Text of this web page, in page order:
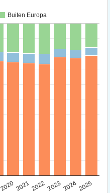
Buiten Europa
202020212022202320242025